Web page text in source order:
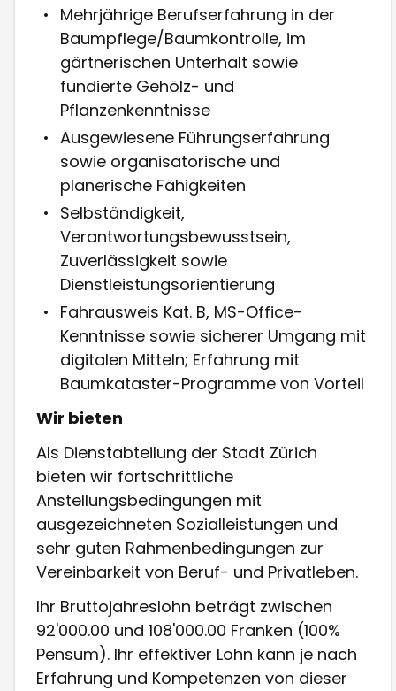
Mehrjährige Berufserfahrung in der
Baumpflege/Baumkontrolle, im
gärtnerischen Unterhalt sowie
fundierte Gehölz- und
Pflanzenkenntnisse
Ausgewiesene Führungserfahrung
sowie organisatorische und
planerische Fähigkeiten
Selbständigkeit,
Verantwortungsbewusstsein,
Zuverlässigkeit sowie
Dienstleistungsorientierung
Fahrausweis Kat. B, MS-Office-
Kenntnisse sowie sicherer Umgang mit
digitalen Mitteln; Erfahrung mit
Baumkataster-Programme von Vorteil
Wir bieten
Als Dienstabteilung der Stadt Zürich
bieten wir fortschrittliche
Anstellungsbedingungen mit
ausgezeichneten Sozialleistungen und
sehr guten Rahmenbedingungen zur
Vereinbarkeit von Beruf- und Privatleben.
Ihr Bruttojahreslohn beträgt zwischen
92'000.00 und 108'000.00 Franken (100%
Pensum). Ihr effektiver Lohn kann je nach
Erfahrung und Kompetenzen von dieser